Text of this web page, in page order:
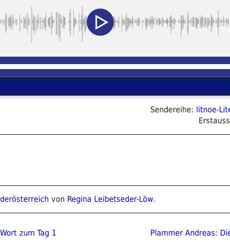
Sendereihe: litnoe-
von Regina Leibetseder-Löw.
zum Tag 1
Beitrag
Plammer Andreas: